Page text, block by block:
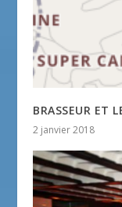
BRASSEUR ET
2 janvier 2018